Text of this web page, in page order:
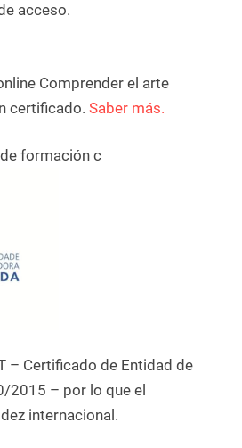
acceso.
Comprender el arte
certificado. Saber más.
formación c
– Certificado de Entidad de
2015 – por lo que el
internacional.